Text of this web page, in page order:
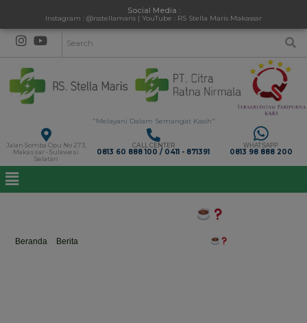
Social Media :
Instagram : @rsstellamaris | YouTube : RS Stella Maris Makassar
"Melayani Dalam Semangat Kasih"
Jalan Somba Opu No 273,
Makassar - Sulawesi
Selatan
CALL CENTER
0813 60 888 100 / 0411 - 871391
WHATSAPP
0813 98 888 200
Beranda Berita